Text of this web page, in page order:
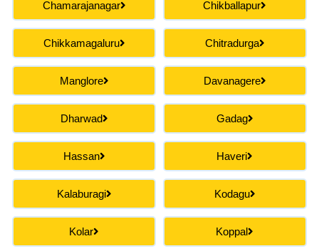
Chamarajanagar Chikballapur
Chikkamagaluru Chitradurga
Manglore Davanagere
Dharwad Gadag
Hassan Haveri
Kalaburagi Kodagu
Kolar Koppal